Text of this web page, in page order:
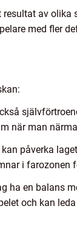
av olika
med fler
när man
påverka
i farozonen
ha en balans
och kan